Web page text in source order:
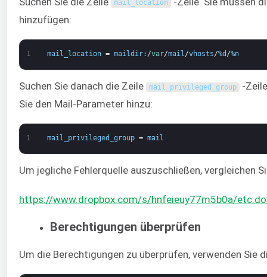
mail_location
hinzufügen:
1 mail_location = maildir: /var/mail/vhosts/%d /%n
Suchen Sie danach die Zeile mail_privileged_group -
Sie den Mail-Parameter hinzu:
1 mail_privileged_group = mail
Um jegliche Fehlerquelle auszuschließen, vergleichen
https://www.dropbox.com/s/hnfeieuy77m5b0a/
Berechtigungen überprüfen
Um die Berechtigungen zu überprüfen, verwenden Sie